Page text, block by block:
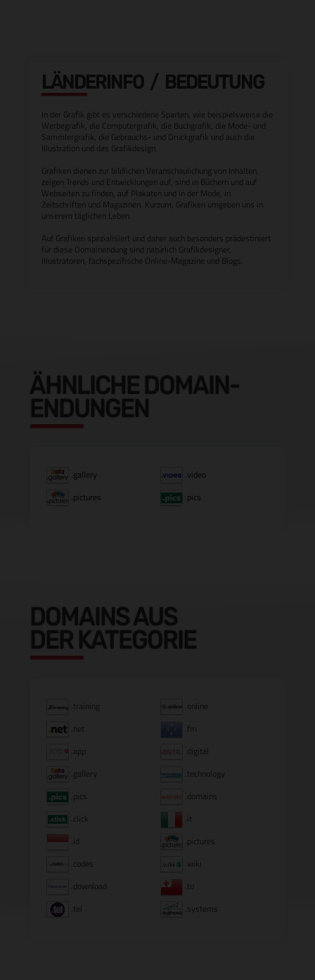
LÄNDERINFO / BEDEUTUNG
In der Grafik gibt es verschiedene Sparten, wie beispielsweise die
Werbegrafik, die Computergrafik, die Buchgrafik, die Mode- und
Sammlergrafik, die Gebrauchs- und Druckgrafik und auch die
Illustration und das Grafikdesign.
Grafiken dienen zur bildlichen Veranschaulichung von Inhalten,
zeigen Trends und Entwicklungen auf, sind in Büchern und auf
Webseiten zu finden, auf Plakaten und in der Mode, in
Zeitschriften und Magazinen. Kurzum, Grafiken umgeben uns in
unserem täglichen Leben.
Auf Grafiken spezialisiert und daher auch besonders prädestiniert
für diese Domainendung sind natürlich Grafikdesigner,
Illustratoren, fachspezifische Online-Magazine und Blogs.
ÄHNLICHE DOMAIN-
ENDUNGEN
.gallery
.video
.pictures
.pics
DOMAINS AUS
DER KATEGORIE
.training
.online
.net
.fm
.app
.digital
.gallery
.technology
.pics
.domains
.click
.it
.id
.pictures
.codes
.wiki
.download
.to
.tel
.systems